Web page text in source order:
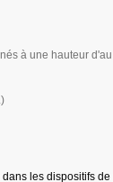
à une hauteur
les dispositifs